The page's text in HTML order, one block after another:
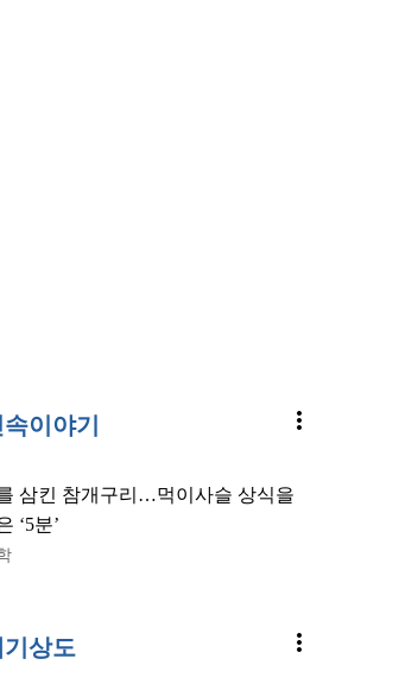
이야기 more_vert
삼킨 참개구리…먹이사슬 상식을
‘5분’
기상도 more_vert